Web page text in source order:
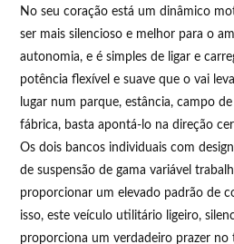
No seu coração está um dinâmico
ser mais silencioso e melhor para o
autonomia, e é simples de ligar e
potência flexível e suave que o vai
lugar num parque, estância, campo
fábrica, basta apontá-lo na direção
Os dois bancos individuais com
de suspensão de gama variável
proporcionar um elevado padrão de
isso, este veículo utilitário ligeiro,
proporciona um verdadeiro prazer